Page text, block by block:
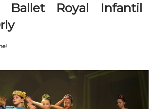
Ballet Royal Infantil